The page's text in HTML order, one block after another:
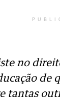
no
tantas